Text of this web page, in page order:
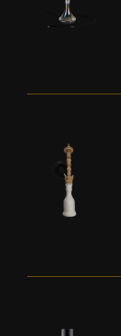
/
DETALLES
ADD TO
CART
/
DETALLES